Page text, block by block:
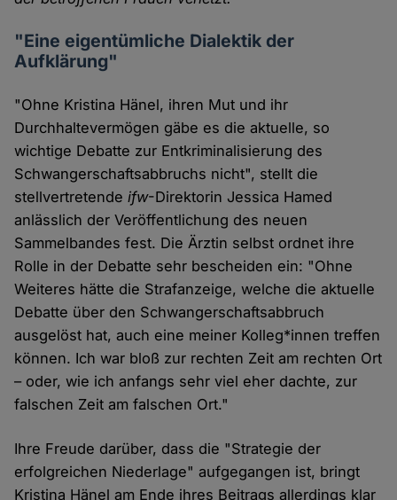
"Eine eigentümliche Dialektik der
Aufklärung"
"Ohne Kristina Hänel, ihren Mut und ihr
Durchhaltevermögen gäbe es die aktuelle, so
wichtige Debatte zur Entkriminalisierung des
Schwangerschaftsabbruchs nicht", stellt die
stellvertretendeifw-Direktorin Jessica Hamed
anlässlich der Veröffentlichung des neuen
Sammelbandes fest. Die Ärztin selbst ordnet ihre
Rolle in der Debatte sehr bescheiden ein: "Ohne
Weiteres hätte die Strafanzeige, welche die aktuelle
Debatte über den Schwangerschaftsabbruch
ausgelöst hat, auch eine meiner Kolleg*innen treffen
können. Ich war bloß zur rechten Zeit am rechten Ort
– oder, wie ich anfangs sehr viel eher dachte, zur
falschen Zeit am falschen Ort."
Ihre Freude darüber, dass die "Strategie der
erfolgreichen Niederlage" aufgegangen ist, bringt
Kristina Hänel am Ende ihres Beitrags allerdings klar